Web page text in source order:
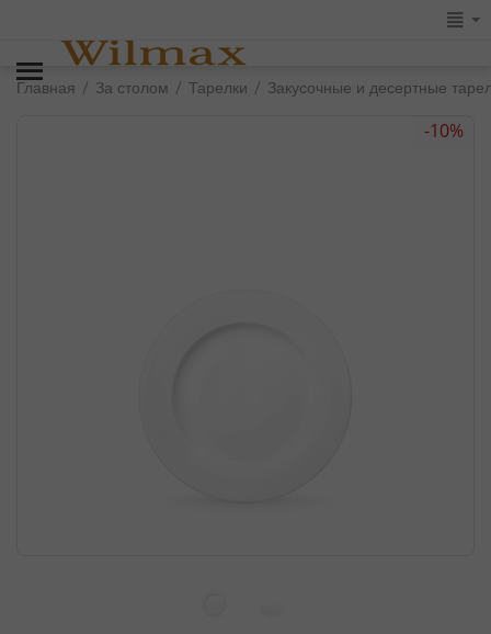
Главная / За столом / Тарелки / Закусочные и десертные
-10%